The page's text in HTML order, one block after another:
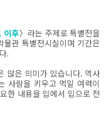
이후〉라는 주제로 특별전을
관 특별전시실이며 기간은
.
많은 의미가 있습니다. 역사
사람을 키우고 먹일 여력이
한 내용을 입에서 입으로 전